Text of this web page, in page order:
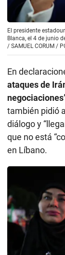
El presidente
Blanca, el 4 de junio
/ SAMUEL CORUM /
En
ataques de
también pidió
diálogo y
que no está
en Líbano.